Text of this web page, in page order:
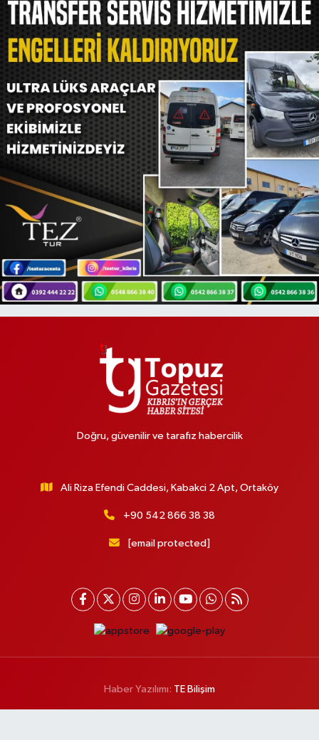
Doğru, güvenilir ve tarafız habercilik
Ali Riza Efendi Caddesi, Kabakci 2 Apt, Ortaköy
+90 542 866 38 38
[email protected]
Haber Yazılımı: TE Bilişim